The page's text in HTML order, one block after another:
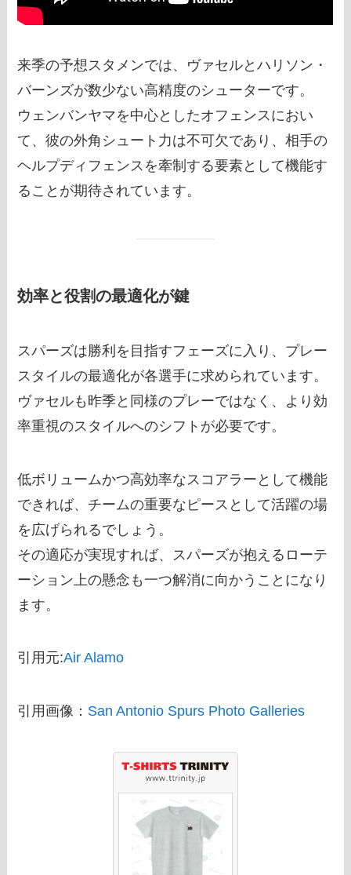
来季の予想スタメンでは、ヴァセルとハリソン・
バーンズが数少ない高精度のシューターです。
ウェンバンヤマを中心としたオフェンスにおい
て、彼の外角シュート力は不可欠であり、相手の
ヘルプディフェンスを牽制する要素として機能す
ることが期待されています。
効率と役割の最適化が鍵
スパーズは勝利を目指すフェーズに入り、プレー
スタイルの最適化が各選手に求められています。
ヴァセルも昨季と同様のプレーではなく、より効
率重視のスタイルへのシフトが必要です。
低ボリュームかつ高効率なスコアラーとして機能
できれば、チームの重要なピースとして活躍の場
を広げられるでしょう。
その適応が実現すれば、スパーズが抱えるローテ
ーション上の懸念も一つ解消に向かうことになり
ます。
引用元:Air Alamo
引用画像： San Antonio Spurs Photo Galleries